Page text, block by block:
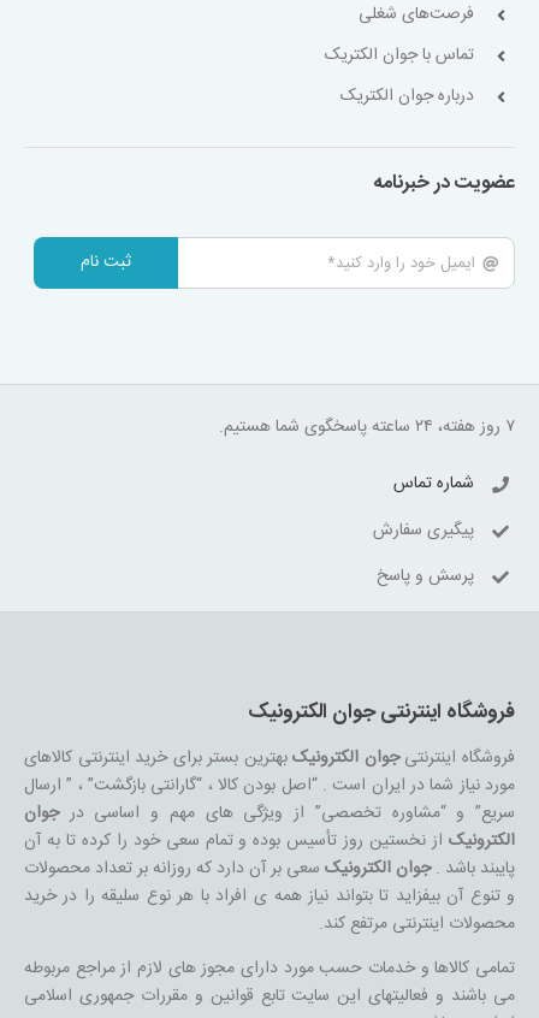
فرصت‌های شغلی
تماس با جوان الکتریک
درباره جوان الکتریک
عضویت در خبرنامه
ثبت نام
۷ روز هفته، ۲۴ ساعته پاسخگوی شما هستیم.
شماره تماس
پیگیری سفارش
پرسش و پاسخ
فروشگاه اینترنتی جوان الکترونیک
فروشگاه اینترنتیجوان الکترونیکبهترین بستر برای خرید اینترنتی کالاهای
مورد نیاز شما در ایران است . “اصل بودن کالا ، “گارانتی بازگشت” ، ” ارسال
سریع” و “مشاوره تخصصی” از ویژگی های مهم و اساسی درجوان
الکترونیکاز نخستین روز تأسیس بوده و تمام سعی خود را کرده تا به آن
پایبند باشد .جوان الکترونیکسعی بر آن دارد که روزانه بر تعداد محصولات
و تنوع آن بیفزاید تا بتواند نیاز همه ی افراد با هر نوع سلیقه را در خرید
محصولات اینترنتی مرتفع کند.
تمامی کالاها و خدمات حسب مورد دارای مجوز های لازم از مراجع مربوطه
می باشند و فعالیتهای این سایت تابع قوانین و مقررات جمهوری اسلامی